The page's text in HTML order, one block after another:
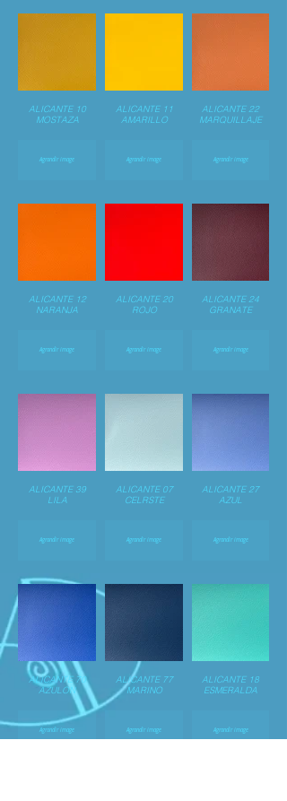
ALICANTE 10
MOSTAZA
Agrandir image
ALICANTE 11
AMARILLO
Agrandir image
ALICANTE 22
MARQUILLAJE
Agrandir image
ALICANTE 12
NARANJA
Agrandir image
ALICANTE 20
ROJO
Agrandir image
ALICANTE 24
GRANATE
Agrandir image
ALICANTE 39
LILA
Agrandir image
ALICANTE 07
CELRSTE
Agrandir image
ALICANTE 27
AZUL
Agrandir image
ALICANTE 70
AZULON
Agrandir image
ALICANTE 77
MARINO
Agrandir image
ALICANTE 18
ESMERALDA
Agrandir image